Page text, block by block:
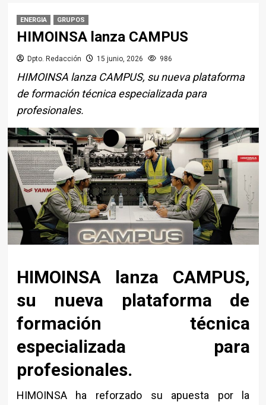
ENERGIA GRUPOS
HIMOINSA lanza CAMPUS
Dpto. Redacción 15 junio, 2026 986
HIMOINSA lanza CAMPUS, su nueva plataforma
de formación técnica especializada para
profesionales.
HIMOINSA lanza CAMPUS,
su nueva plataforma de
formación técnica
especializada para
profesionales.
HIMOINSA ha reforzado su apuesta por la